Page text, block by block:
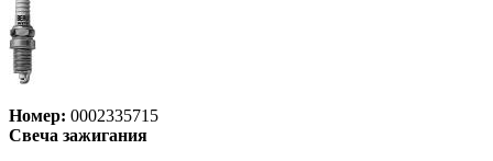
Номер: 0002335715
Свеча зажигания